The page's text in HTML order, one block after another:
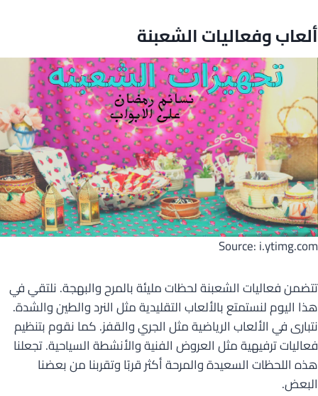
ألعاب وفعاليات الشعبنة
Source: i.ytimg.com
تتضمن فعاليات الشعبنة لحظات مليئة بالمرح والبهجة. نلتقي في
هذا اليوم لنستمتع بالألعاب التقليدية مثل النرد والطين والشدة.
نتبارى في الألعاب الرياضية مثل الجري والقفز. كما نقوم بتنظيم
فعاليات ترفيهية مثل العروض الفنية والأنشطة السياحية. تجعلنا
هذه اللحظات السعيدة والمرحة أكثر قربًا وتقربنا من بعضنا
البعض.